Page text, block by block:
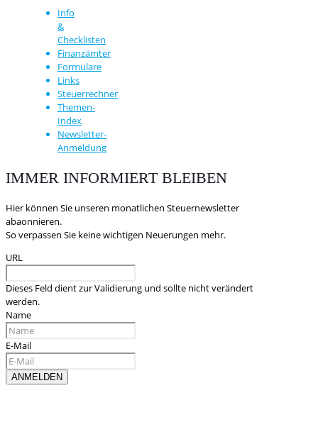
Info
&
Checklisten
Finanzämter
Formulare
Links
Steuerrechner
Themen-
Index
Newsletter-
Anmeldung
IMMER INFORMIERT BLEIBEN
Hier können Sie unseren monatlichen Steuernewsletter
abaonnieren.
So verpassen Sie keine wichtigen Neuerungen mehr.
URL
Dieses Feld dient zur Validierung und sollte nicht verändert
werden.
Name
E-Mail